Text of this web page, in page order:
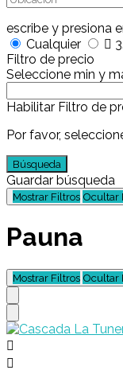
escribe y presiona
Cualquier
Filtro de precio
Seleccione min y
Habilitar Filtro de
Por favor,
Búsqueda
Guardar búsqueda
Mostrar Filtros Ocultar
Pauna
Mostrar Filtros Ocultar